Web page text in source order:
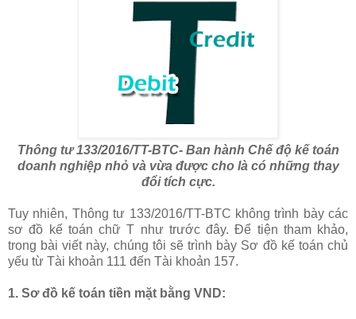
Thông tư 133/2016/TT-BTC- Ban hành Chế độ kế toán
doanh nghiệp nhỏ và vừa được cho là có những thay
đổi tích cực.
Tuy nhiên, Thông tư 133/2016/TT-BTC không trình bày các
sơ đồ kế toán chữ T như trước đây. Để tiện tham khảo,
trong bài viết này, chúng tôi sẽ trình bày Sơ đồ kế toán chủ
yếu từ Tài khoản 111 đến Tài khoản 157.
1. Sơ đồ kế toán tiền mặt bằng VND: